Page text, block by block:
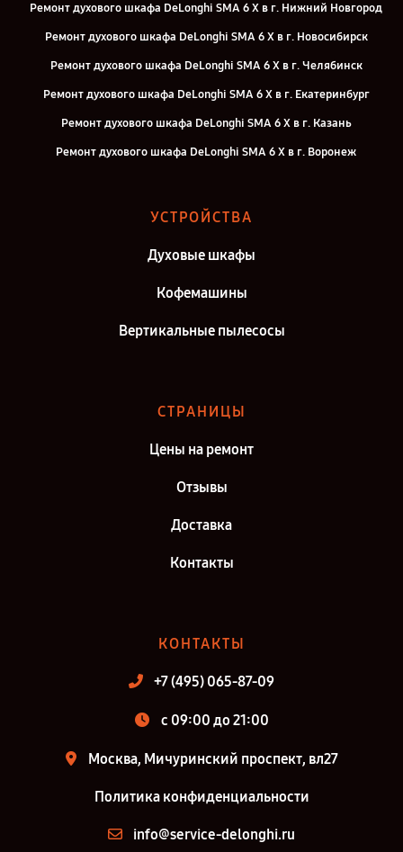
Ремонт духового шкафа DeLonghi SMA 6 X в г. Нижний Новгород
Ремонт духового шкафа DeLonghi SMA 6 X в г. Новосибирск
Ремонт духового шкафа DeLonghi SMA 6 X в г. Челябинск
Ремонт духового шкафа DeLonghi SMA 6 X в г. Екатеринбург
Ремонт духового шкафа DeLonghi SMA 6 X в г. Казань
Ремонт духового шкафа DeLonghi SMA 6 X в г. Воронеж
Ремонт духового шкафа DeLonghi SMA 6 X в г. Самара
Ремонт духового шкафа DeLonghi SMA 6 X в г. Санкт-Петербург
УСТРОЙСТВА
Духовые шкафы
Кофемашины
Вертикальные пылесосы
СТРАНИЦЫ
Цены на ремонт
Отзывы
Доставка
Контакты
КОНТАКТЫ
+7 (495) 065-87-09
c 09:00 до 21:00
Москва, Мичуринский проспект, вл27
Политика конфиденциальности
info@service-delonghi.ru